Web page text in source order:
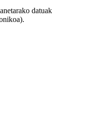
datuak